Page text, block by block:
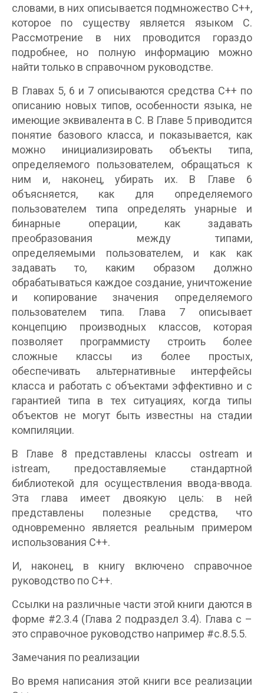
словами, в них описывается подмножество С++,
которое по существу является языком C.
Рассмотрение в них проводится гораздо
подробнее, но полную информацию можно
найти только в справочном руководстве.
В Главах 5, 6 и 7 описываются средства С++ по
описанию новых типов, особенности языка, не
имеющие эквивалента в C. В Главе 5 приводится
понятие базового класса, и показывается, как
можно инициализировать объекты типа,
определяемого пользователем, обращаться к
ним и, наконец, убирать их. В Главе 6
объясняется, как для определяемого
пользователем типа определять унарные и
бинарные операции, как задавать
преобразования между типами,
определяемыми пользователем, и как как
задавать то, каким образом должно
обрабатываться каждое создание, уничтожение
и копирование значения определяемого
пользователем типа. Глава 7 описывает
концепцию производных классов, которая
позволяет программисту строить более
сложные классы из более простых,
обеспечивать альтернативные интерфейсы
класса и работать с объектами эффективно и с
гарантией типа в тех ситуациях, когда типы
объектов не могут быть известны на стадии
компиляции.
В Главе 8 представлены классы ostream и
istream, предоставляемые стандартной
библиотекой для осуществления ввода-ввода.
Эта глава имеет двоякую цель: в ней
представлены полезные средства, что
одновременно является реальным примером
использования С++.
И, наконец, в книгу включено справочное
руководство по С++.
Ссылки на различные части этой книги даются в
форме #2.3.4 (Глава 2 подраздел 3.4). Глава с –
это справочное руководство например #с.8.5.5.
Замечания по реализации
Во время написания этой книги все реализации